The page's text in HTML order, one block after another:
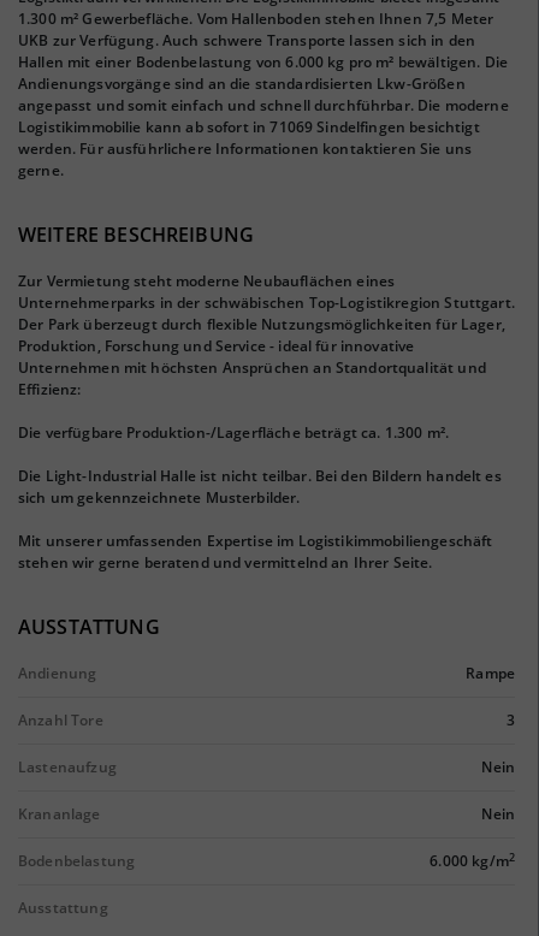
1.300 m² Gewerbefläche. Vom Hallenboden stehen Ihnen 7,5 Meter
UKB zur Verfügung. Auch schwere Transporte lassen sich in den
Hallen mit einer Bodenbelastung von 6.000 kg pro m² bewältigen. Die
Andienungsvorgänge sind an die standardisierten Lkw-Größen
angepasst und somit einfach und schnell durchführbar. Die moderne
Logistikimmobilie kann ab sofort in 71069 Sindelfingen besichtigt
werden. Für ausführlichere Informationen kontaktieren Sie uns
gerne.
WEITERE BESCHREIBUNG
Zur Vermietung steht moderne Neubauflächen eines
Unternehmerparks in der schwäbischen Top-Logistikregion Stuttgart.
Der Park überzeugt durch flexible Nutzungsmöglichkeiten für Lager,
Produktion, Forschung und Service - ideal für innovative
Unternehmen mit höchsten Ansprüchen an Standortqualität und
Effizienz:
Die verfügbare Produktion-/Lagerfläche beträgt ca. 1.300 m².
Die Light-Industrial Halle ist nicht teilbar. Bei den Bildern handelt es
sich um gekennzeichnete Musterbilder.
Mit unserer umfassenden Expertise im Logistikimmobiliengeschäft
stehen wir gerne beratend und vermittelnd an Ihrer Seite.
AUSSTATTUNG
Andienung Rampe
Anzahl Tore 3
Lastenaufzug Nein
Krananlage Nein
Bodenbelastung 6.000 kg/m2
Ausstattung